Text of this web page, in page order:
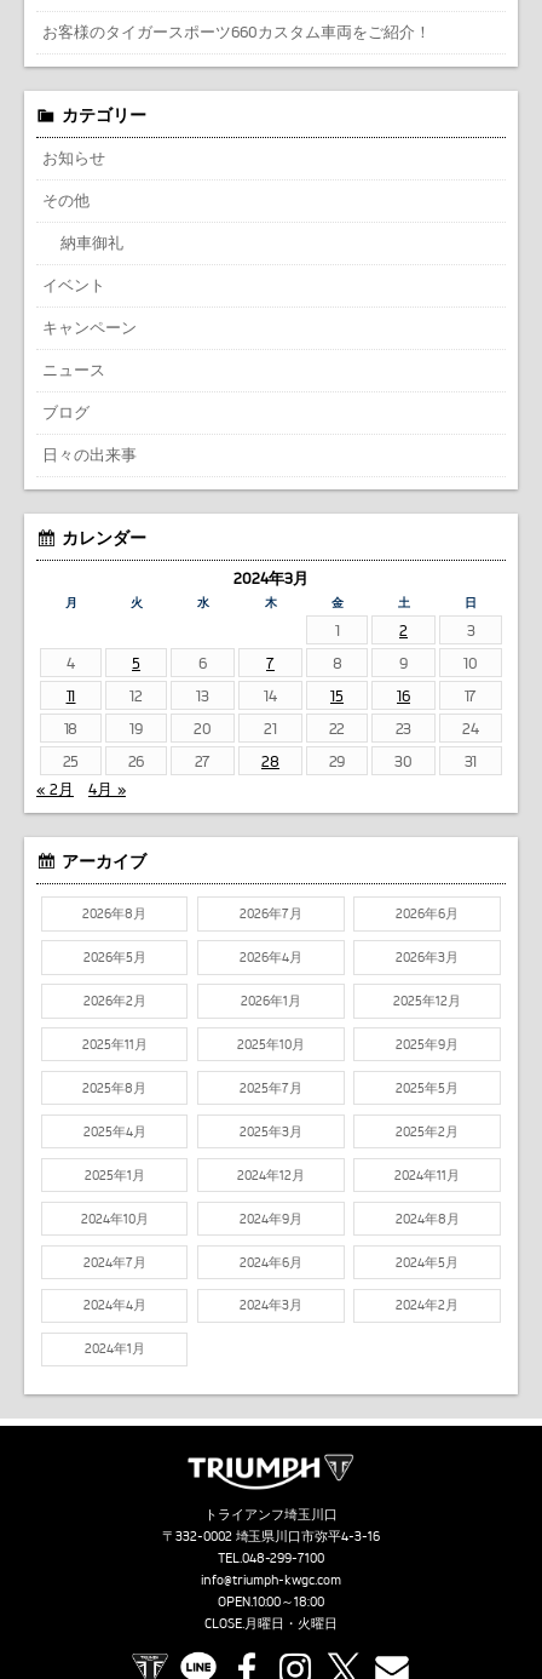
お客様のタイガースポーツ660カスタム車両をご紹介！
カテゴリー
お知らせ
その他
納車御礼
イベント
キャンペーン
ニュース
ブログ
日々の出来事
カレンダー
2024年3月
月 火 水 木 金 土 日
1 2
3
4
5 6 7 8 9
10
11
12 13 14 15 16
17
18
19 20 21 22 23
24
25
26 27 28 29 30
31
« 2月
4月 »
アーカイブ
2026年8月 2026年7月 2026年6月
2026年5月 2026年4月 2026年3月
2026年2月 2026年1月 2025年12月
2025年11月 2025年10月 2025年9月
2025年8月 2025年7月 2025年5月
2025年4月 2025年3月 2025年2月
2025年1月 2024年12月 2024年11月
2024年10月 2024年9月 2024年8月
2024年7月 2024年6月 2024年5月
2024年4月 2024年3月 2024年2月
2024年1月
トライアンフ埼玉川口
〒332-0002 埼玉県川口市弥平4-3-16
TEL. 048-299-7100
info@triumph-kwgc.com
OPEN.10:00～18:00
CLOSE.月曜日・火曜日
TRIUMPH OFFICIAL SITE
LINE FacebookInstagram